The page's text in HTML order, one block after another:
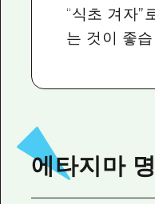
“식초 겨자”
는 것이 좋
에타지마